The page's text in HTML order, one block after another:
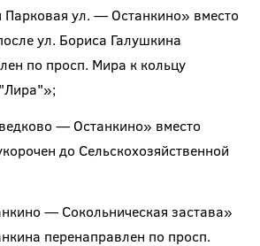
Парковая ул. — Останкино» вместо
ул. Бориса Галушкина
по просп. Мира к кольцу
— Останкино» вместо
до Сельскохозяйственной
— Сокольническая застава»
перенаправлен по просп.